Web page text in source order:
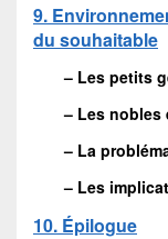
9.
du souhaitable
– Les petits
– Les nobles
– La
– Les
10. Épilogue